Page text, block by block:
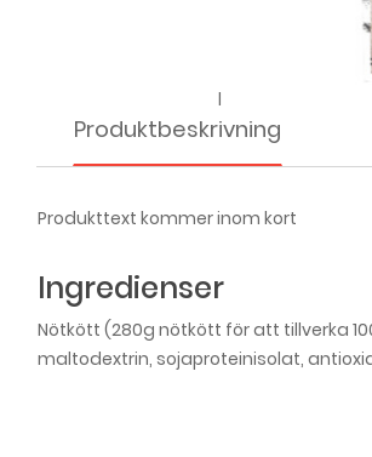
l
Produktbeskrivning
Produkttext kommer inom kort
Ingredienser
Nötkött (280g nötkött för att tillverka
maltodextrin, sojaproteinisolat,